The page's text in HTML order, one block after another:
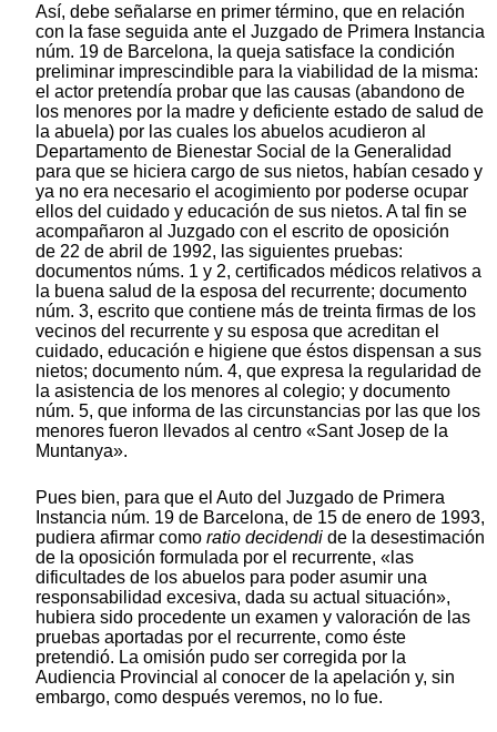
Así, debe señalarse en primer término, que en relación
con la fase seguida ante el Juzgado de Primera Instancia
núm. 19 de Barcelona, la queja satisface la condición
preliminar imprescindible para la viabilidad de la misma:
el actor pretendía probar que las causas (abandono de
los menores por la madre y deficiente estado de salud de
la abuela) por las cuales los abuelos acudieron al
Departamento de Bienestar Social de la Generalidad
para que se hiciera cargo de sus nietos, habían cesado y
ya no era necesario el acogimiento por poderse ocupar
ellos del cuidado y educación de sus nietos. A tal fin se
acompañaron al Juzgado con el escrito de oposición
de 22 de abril de 1992, las siguientes pruebas:
documentos núms. 1 y 2, certificados médicos relativos a
la buena salud de la esposa del recurrente; documento
núm. 3, escrito que contiene más de treinta firmas de los
vecinos del recurrente y su esposa que acreditan el
cuidado, educación e higiene que éstos dispensan a sus
nietos; documento núm. 4, que expresa la regularidad de
la asistencia de los menores al colegio; y documento
núm. 5, que informa de las circunstancias por las que los
menores fueron llevados al centro «Sant Josep de la
Muntanya».
Pues bien, para que el Auto del Juzgado de Primera
Instancia núm. 19 de Barcelona, de 15 de enero de 1993,
pudiera afirmar como ratio decidendi de la desestimación
de la oposición formulada por el recurrente, «las
dificultades de los abuelos para poder asumir una
responsabilidad excesiva, dada su actual situación»,
hubiera sido procedente un examen y valoración de las
pruebas aportadas por el recurrente, como éste
pretendió. La omisión pudo ser corregida por la
Audiencia Provincial al conocer de la apelación y, sin
embargo, como después veremos, no lo fue.